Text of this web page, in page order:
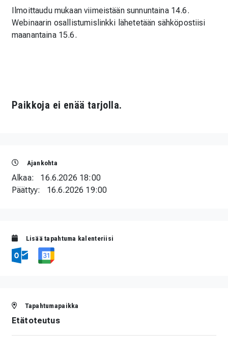
Ilmoittaudu mukaan viimeistään sunnuntaina 14.6.
Webinaarin osallistumislinkki lähetetään sähköpostiisi
maanantaina 15.6.
Paikkoja ei enää tarjolla.
Ajankohta
Alkaa: 16.6.2026 18:00
Päättyy: 16.6.2026 19:00
Lisää tapahtuma kalenteriisi
Tapahtumapaikka
Etätoteutus